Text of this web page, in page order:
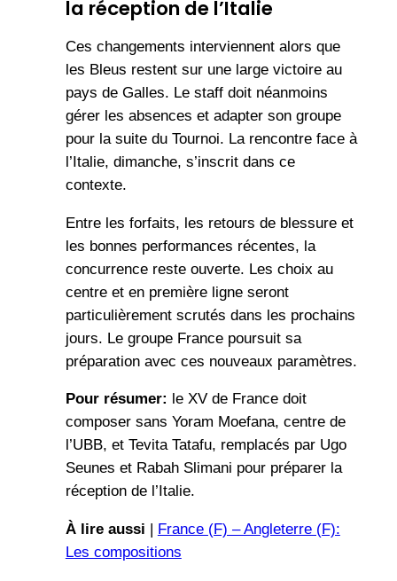
la réception de l’Italie
Ces changements interviennent alors que
les Bleus restent sur une large victoire au
pays de Galles. Le staff doit néanmoins
gérer les absences et adapter son groupe
pour la suite du Tournoi. La rencontre face à
l’Italie, dimanche, s’inscrit dans ce
contexte.
Entre les forfaits, les retours de blessure et
les bonnes performances récentes, la
concurrence reste ouverte. Les choix au
centre et en première ligne seront
particulièrement scrutés dans les prochains
jours. Le groupe France poursuit sa
préparation avec ces nouveaux paramètres.
Pour résumer: le XV de France doit
composer sans Yoram Moefana, centre de
l’UBB, et Tevita Tatafu, remplacés par Ugo
Seunes et Rabah Slimani pour préparer la
réception de l’Italie.
À lire aussi
France (F) – Angleterre (F):
Les compositions